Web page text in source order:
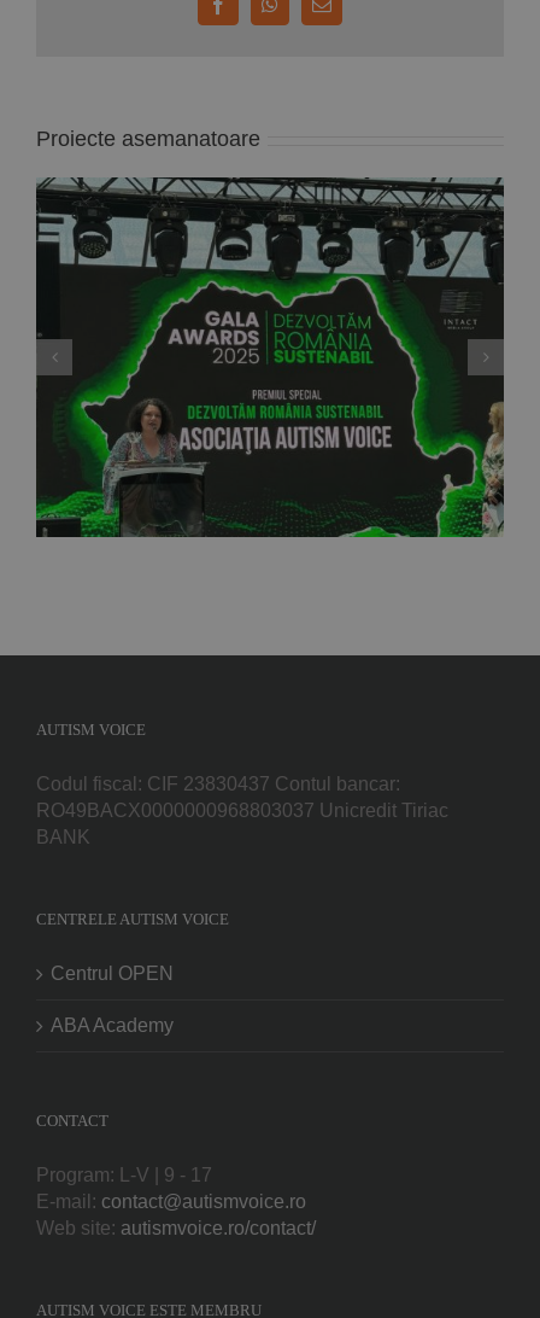
FacebookWhatsApp
E-
Proiecte asemanatoare
Ordinul “Meritul pentru Promovarea Drepturilor
Omului și Angajament Social” în grad de
cavaler
AUTISM VOICE
Codul fiscal: CIF 23830437 Contul bancar:
RO49BACX0000000968803037 Unicredit Tiriac
BANK
CENTRELE AUTISM VOICE
Centrul OPEN
ABA Academy
CONTACT
Program: L-V | 9 - 17
E-mail: contact@autismvoice.ro
Web site: autismvoice.ro/contact/
AUTISM VOICE ESTE MEMBRU